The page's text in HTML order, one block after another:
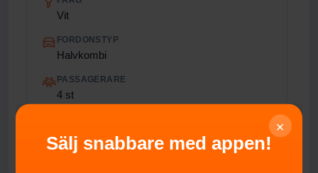
Vit
FORDONSTYP
Halvkombi
PASSAGERARE
4 st
1 835 kg ×
Sälj snabbare med appen!